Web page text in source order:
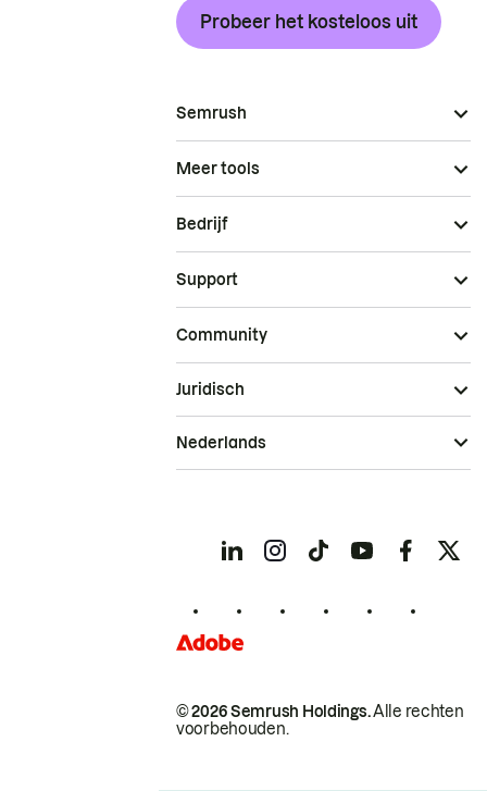
Probeer het kosteloos uit
Semrush
Meer tools
Bedrijf
Support
Community
© 2026 Semrush Holdings.Alle rechten
voorbehouden.
Juridisch
Nederlands